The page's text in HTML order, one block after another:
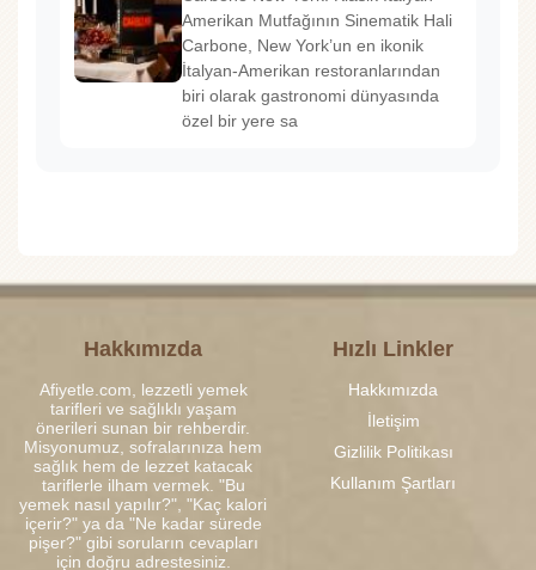
Amerikan Mutfağının Sinematik Hali
Carbone, New York’un en ikonik
İtalyan-Amerikan restoranlarından
biri olarak gastronomi dünyasında
özel bir yere sa
Hakkımızda
Afiyetle.com, lezzetli yemek
tarifleri ve sağlıklı yaşam
önerileri sunan bir rehberdir.
Misyonumuz, sofralarınıza hem
sağlık hem de lezzet katacak
tariflerle ilham vermek. "Bu
yemek nasıl yapılır?", "Kaç kalori
içerir?" ya da "Ne kadar sürede
pişer?" gibi soruların cevapları
için doğru adrestesiniz.
Hızlı Linkler
Hakkımızda
İletişim
Gizlilik Politikası
Kullanım Şartları